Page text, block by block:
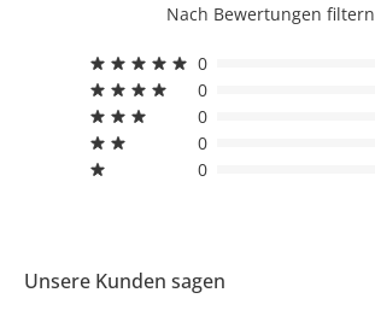
Nach Bewertungen filtern
0
0
0
0
0
Unsere Kunden sagen